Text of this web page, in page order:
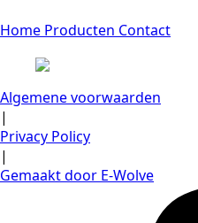
Home Producten Contact
Algemene voorwaarden
|
Privacy Policy
|
Gemaakt door E-Wolve